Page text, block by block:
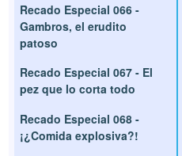
Recado Especial 066 -
Gambros, el erudito
patoso
Recado Especial 067 - El
pez que lo corta todo
Recado Especial 068 -
¡¿Comida explosiva?!